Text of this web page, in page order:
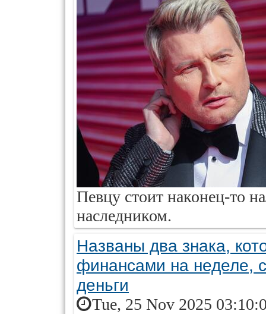
Певцу стоит наконец-то
наследником.
Названы два знака,
финансами на неделе,
деньги
Tue, 25 Nov 2025